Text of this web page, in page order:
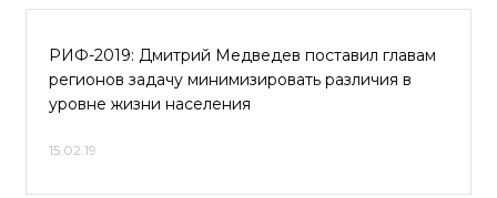
РИФ-2019: Дмитрий Медведев поставил главам
регионов задачу минимизировать различия в
уровне жизни населения
15.02.19